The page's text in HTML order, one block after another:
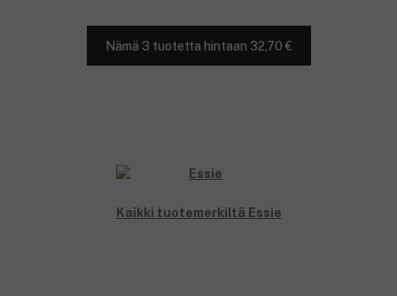
Nämä 3 tuotetta hintaan 32,70 €
Kaikki tuotemerkiltä Essie